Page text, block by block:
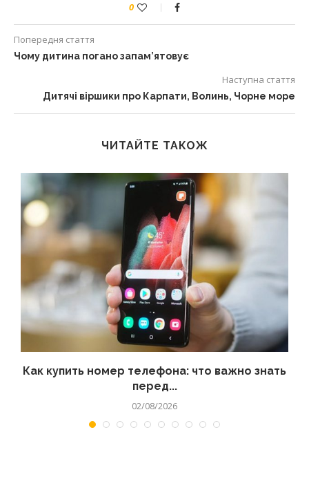
0
Попередня стаття
Чому дитина погано запам’ятовує
Наступна стаття
Дитячі віршики про Карпати, Волинь, Чорне море
ЧИТАЙТЕ ТАКОЖ
Как купить номер телефона: что важно знать
перед...
02/08/2026